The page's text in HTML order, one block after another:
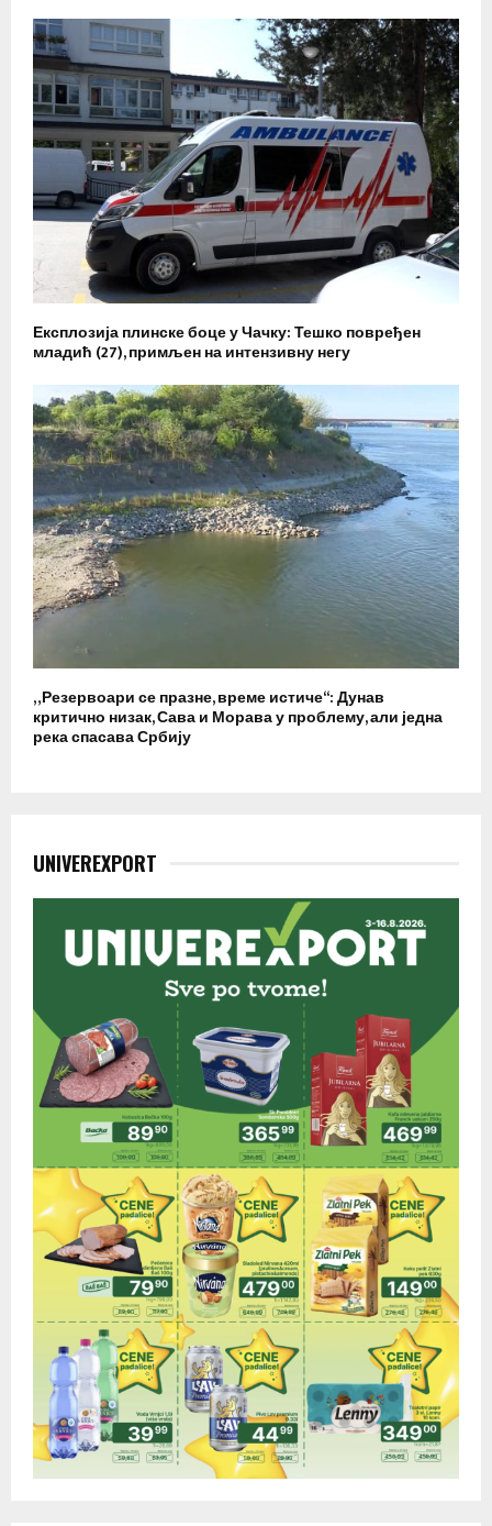
Експлозија плинске боце у Чачку: Тешко повређен
младић (27), примљен на интензивну негу
„Резервоари се празне, време истиче“: Дунав
критично низак, Сава и Морава у проблему, али једна
река спасава Србију
UNIVEREXPORT